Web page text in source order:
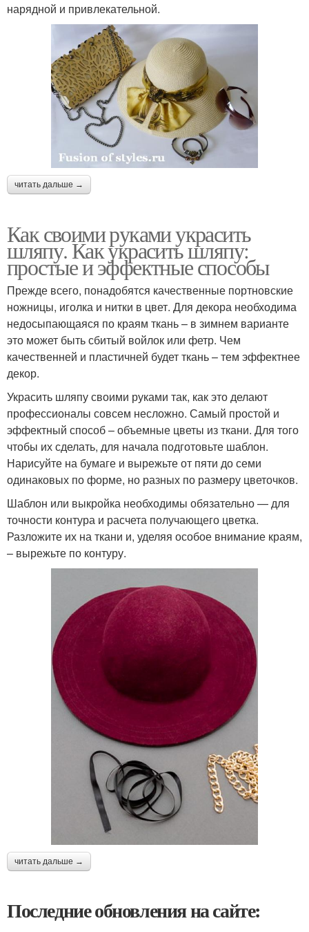
нарядной и привлекательной.
читать дальше →
Как своими руками украсить
шляпу. Как украсить шляпу:
простые и эффектные способы
Прежде всего, понадобятся качественные портновские
ножницы, иголка и нитки в цвет. Для декора необходима
недосыпающаяся по краям ткань – в зимнем варианте
это может быть сбитый войлок или фетр. Чем
качественней и пластичней будет ткань – тем эффектнее
декор.
Украсить шляпу своими руками так, как это делают
профессионалы совсем несложно. Самый простой и
эффектный способ – объемные цветы из ткани. Для того
чтобы их сделать, для начала подготовьте шаблон.
Нарисуйте на бумаге и вырежьте от пяти до семи
одинаковых по форме, но разных по размеру цветочков.
Шаблон или выкройка необходимы обязательно — для
точности контура и расчета получающего цветка.
Разложите их на ткани и, уделяя особое внимание краям,
– вырежьте по контуру.
читать дальше →
Последние обновления на сайте: